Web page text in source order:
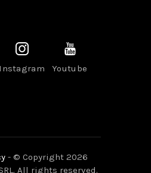
Instagram Youtube
- © Copyright 2026
All rights reserved.